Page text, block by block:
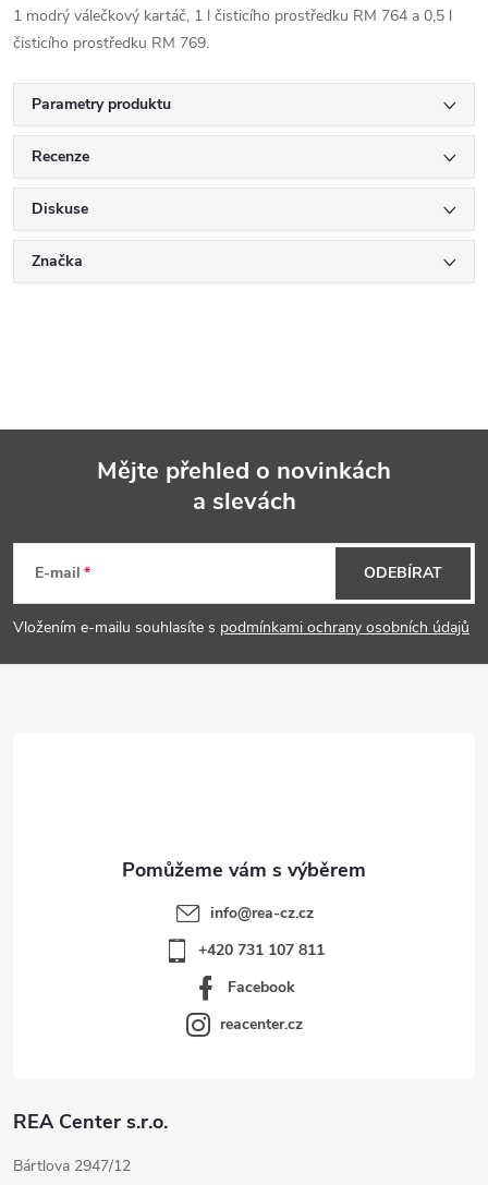
1 modrý válečkový kartáč, 1 l čisticího prostředku RM 764 a 0,5 l
čisticího prostředku RM 769.
Parametry produktu
Recenze
Diskuse
Značka
p
a
Mějte přehled o novinkách
a slevách
E-mail
Vložením e-mailu souhlasíte s podmínkami ochrany osobních údajů
ODEBÍRAT
REA Center s.r.o.
Bártlova 2947/12
info@rea-cz.cz
+420 731 107 811
Facebook
reacenter.cz